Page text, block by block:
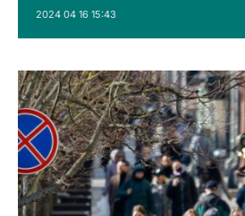
2024 04 16 15:43